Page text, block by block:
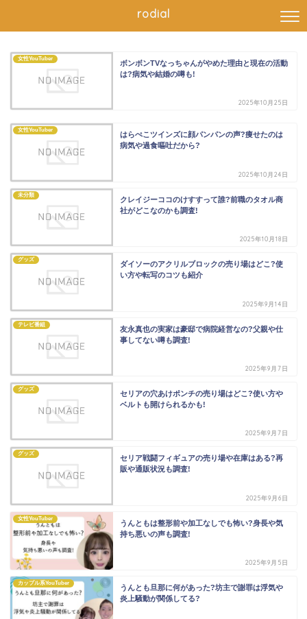
rodial
女性YouTuber
ボンボンTVなっちゃんがやめた理由と現在の活動
は?病気や結婚の噂も!
2025年10月25日
女性YouTuber
はらぺこツインズに顔パンパンの声?痩せたのは
病気や過食嘔吐だから?
2025年10月24日
未分類
クレイジーココのけすすって誰?前職のタオル商
社がどこなのかも調査!
2025年10月18日
グッズ
ダイソーのアクリルブロックの売り場はどこ?使
い方や転写のコツも紹介
2025年9月14日
テレビ番組
友永真也の実家は豪邸で病院経営なの?父親や仕
事してない噂も調査!
2025年9月7日
グッズ
セリアの穴あけポンチの売り場はどこ?使い方や
ベルトも開けられるかも!
2025年9月7日
グッズ
セリア戦闘フィギュアの売り場や在庫はある?再
販や通販状況も調査!
2025年9月6日
女性YouTuber
うんともは整形前や加工なしでも怖い?身長や気
持ち悪いの声も調査!
2025年9月5日
カップル系YouTuber
うんとも旦那に何があった?坊主で謝罪は浮気や
炎上騒動が関係してる?